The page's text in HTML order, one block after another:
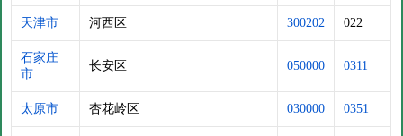
天津市 河西区 300202 022
石家庄
市
长安区 050000 0311
太原市 杏花岭区 030000 0351